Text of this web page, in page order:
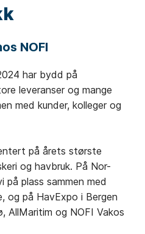
NOFI
har bydd på
leveranser og mange
med kunder, kolleger og
på årets største
og havbruk. På Nor-
på plass sammen med
og på HavExpo i Bergen
AllMaritim og NOFI Vakos